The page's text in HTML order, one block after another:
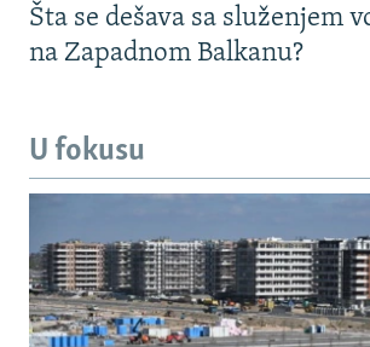
Šta se dešava sa služenjem
na Zapadnom Balkanu?
U fokusu